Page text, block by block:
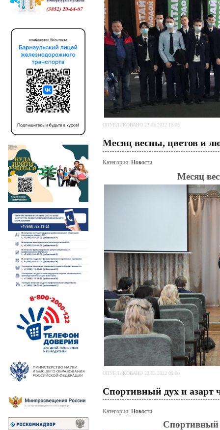
ОПУБЛИКОВАНО 23.03.2022 16:05
Месяц весны, цветов и
Категория: Новости
Месяц
ОПУБЛИКОВАНО 23.03.2022 09:00
Спортивный дух и азарт
Категория: Новости
Спортивный